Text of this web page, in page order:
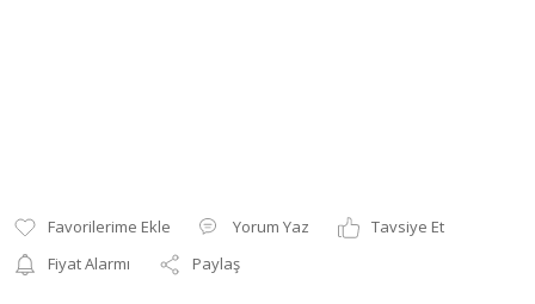
Yorum Yaz
Tavsiye Et
Fiyat Alarmı
Paylaş